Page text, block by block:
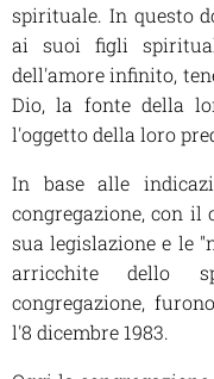
spirituale. In questo
ai suoi figli
dell'amore infinito,
Dio, la fonte della
l'oggetto della loro
In base alle
congregazione, con il
sua legislazione e le
arricchite dello
congregazione,
l'8 dicembre 1983.